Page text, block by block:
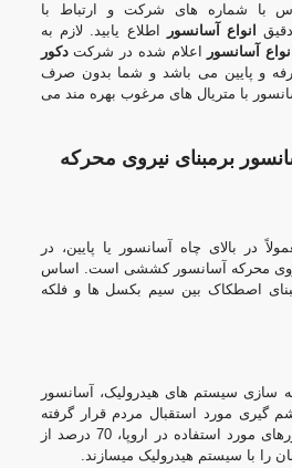
با شماره های شرکت و ارتباط با
انواع آسانسور
اطلاع یابید. لازم به
آسانسور اعلام شده در شرکتدکور
و پایین می باشد و شما بدون صرف
با متریال های مرغوب بهره مند می
برمبنای نیروی محرکه
در بالای چاه آسانسور یا پایین، در
نیروی محرکه آسانسور کششی است. اساس
اصطکاک بین سیم بکسل ها و فلکه
سازی سیستم های هیدرولیک، آسانسور
گیری مورد استقبال مردم قرار گرفته
است. به نحوی که آسانسورهای مورد استفاده در اروپا، 70 درصد از